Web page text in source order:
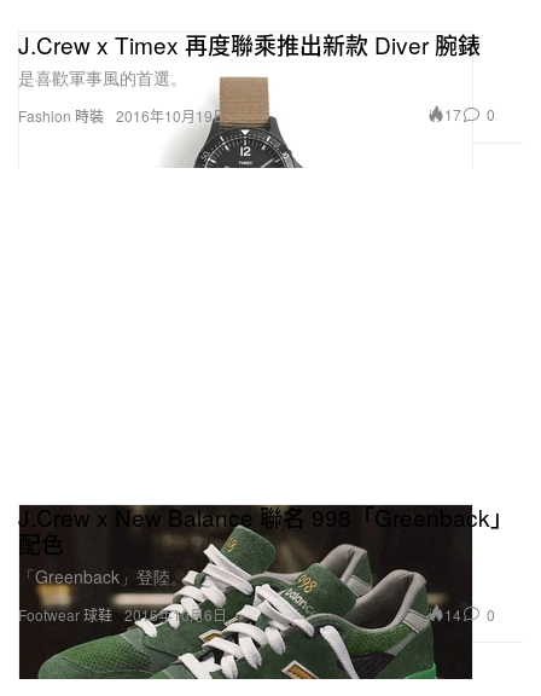
Fashion 時裝
J.Crew x Timex 再度聯乘推出新款 Diver 腕錶
是喜歡軍事風的首選。
2016年10月19日 17 0
Footwear 球鞋
J.Crew x New Balance 聯名 998「Greenback」
配色
「Greenback」登陸。
2016年10月6日 14 0